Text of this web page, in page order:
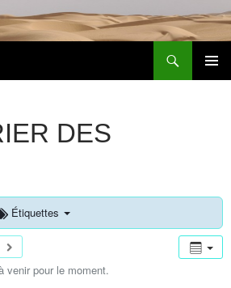
DES
Étiquettes
venir pour le moment.